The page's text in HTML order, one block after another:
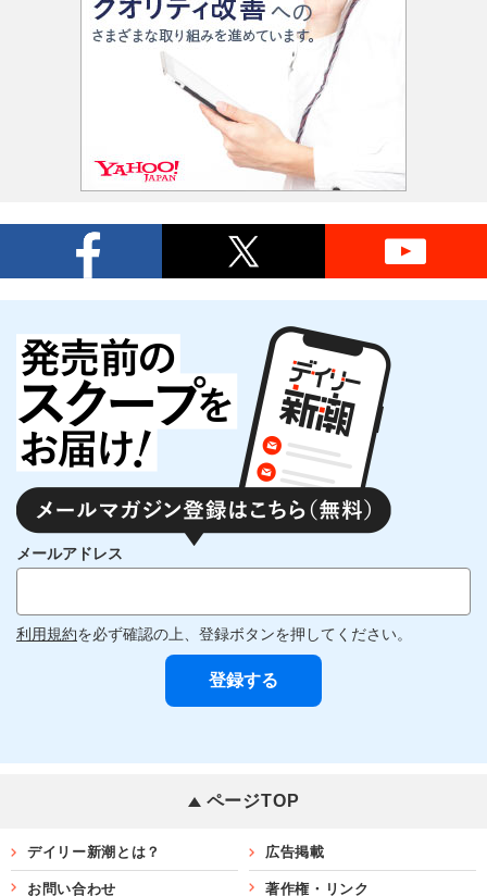
メールアドレス
利用規約を必ず確認の上、登録ボタンを押してください。
ページTOP
デイリー新潮とは？ 広告掲載
お問い合わせ 著作権・リンク